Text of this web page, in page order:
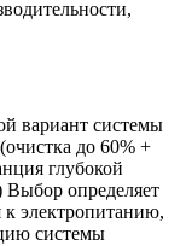
вариант системы
до 60% +
глубокой
Выбор определяет
электропитанию,
системы